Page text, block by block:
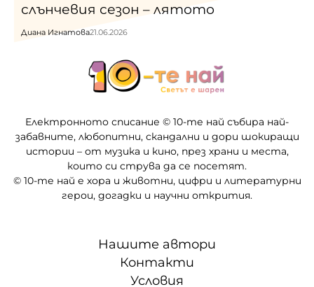
слънчевия сезон – лятото
Диана Игнатова21.06.2026
Електронното списание © 10-те най събира най-
забавните, любопитни, скандални и дори шокиращи
истории – от музика и кино, през храни и места,
които си струва да се посетят.
© 10-те най е хора и животни, цифри и литературни
герои, догадки и научни открития.
Нашите автори
Контакти
Условия